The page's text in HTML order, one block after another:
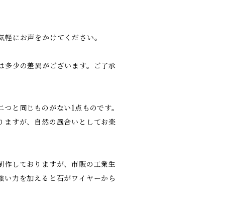
にお声をかけてください。
多少の差異がございます。ご了承
と同じものがない1点ものです。
ますが、自然の風合いとしてお楽
作しておりますが、市販の工業生
力を加えると石がワイヤーから